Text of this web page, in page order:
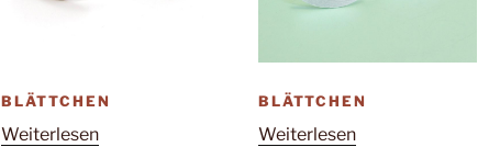
BLÄTTCHEN
Weiterlesen
BLÄTTCHEN
Weiterlesen